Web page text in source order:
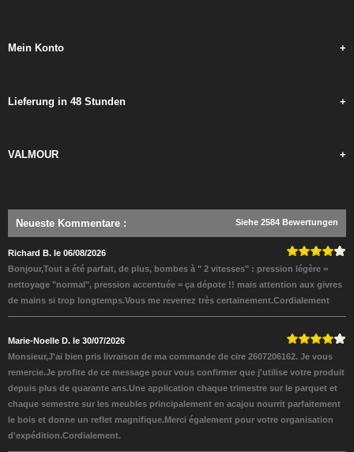
Mein Konto +
Lieferung in 48 Stunden +
VALMOUR +
Neueste Kommentare : Siehe 2584 Bewertungen
Richard B. le 06/08/2026
Bonjour,Tout a été parfait, de plus, bombes à " 2 vitesses" : pression légère =
nettoyage "normal", pression accentuée = ça dépote !! mais attention aux givres
de mains si trop longtemps.Vous me reverrez très certainement.Cordialement
Marie-Noelle D. le 30/07/2026
Monsieur,J'ai bien pris livraison de ma commande de cire 2607206162. Je vous
remercie.Je profite de ce message pour vous confirmer que j'utilise votre produit
depuis plus de quarante ans.Une application chaque trimestre sur le parquet et
chaque semestre sur les meubles principalement en acajou nourrit parfaitement
le bois et donne un reflet magnifique.Merci également pour votre organisation
d'expédition.Cordialement.